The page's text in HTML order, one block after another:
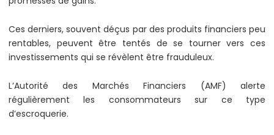
Ces derniers, souvent déçus par des produits financiers peu
rentables, peuvent être tentés de se tourner vers ces
investissements qui se révèlent être frauduleux.
L’Autorité des Marchés Financiers (AMF) alerte
régulièrement les consommateurs sur ce type
d’escroquerie.